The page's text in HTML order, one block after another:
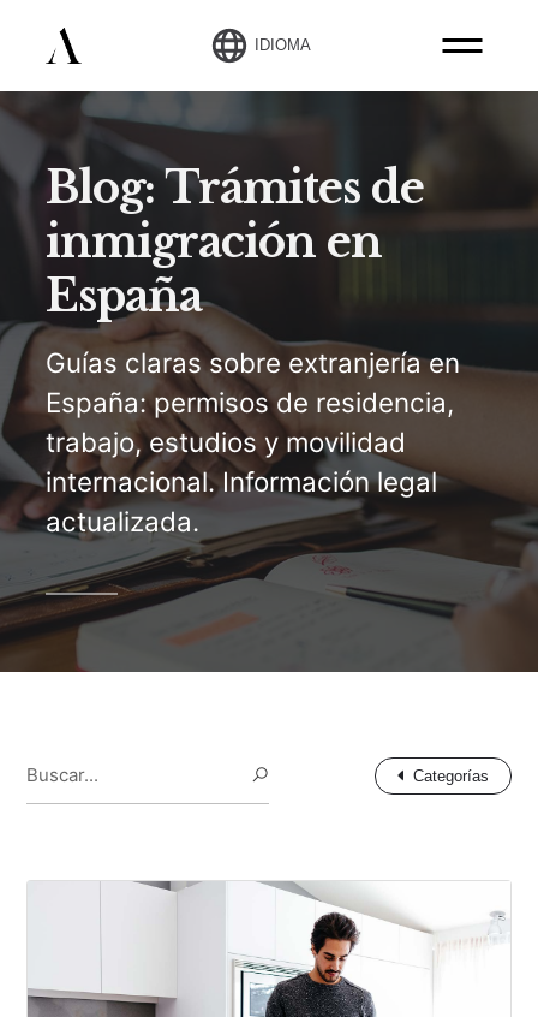
IDIOMA
Blog: Trámites de
inmigración en
España
Guías claras sobre extranjería en
España: permisos de residencia,
trabajo, estudios y movilidad
internacional. Información legal
actualizada.
Categorías